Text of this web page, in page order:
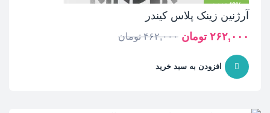
-43% تخفیف
آرژنین زینک پلاس کیندر
۴۶۲,۰۰۰ تومان ۲۶۲,۰۰۰ تومان
افزودن به سبد خرید